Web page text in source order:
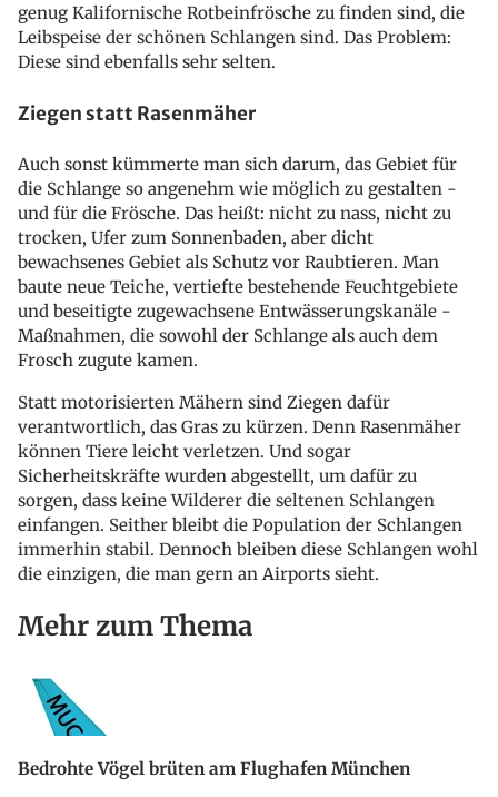
genug Kalifornische Rotbeinfrösche zu finden sind, die
Leibspeise der schönen Schlangen sind. Das Problem:
Diese sind ebenfalls sehr selten.
Ziegen statt Rasenmäher
Auch sonst kümmerte man sich darum, das Gebiet für
die Schlange so angenehm wie möglich zu gestalten -
und für die Frösche. Das heißt: nicht zu nass, nicht zu
trocken, Ufer zum Sonnenbaden, aber dicht
bewachsenes Gebiet als Schutz vor Raubtieren. Man
baute neue Teiche, vertiefte bestehende Feuchtgebiete
und beseitigte zugewachsene Entwässerungskanäle -
Maßnahmen, die sowohl der Schlange als auch dem
Frosch zugute kamen.
Statt motorisierten Mähern sind Ziegen dafür
verantwortlich, das Gras zu kürzen. Denn Rasenmäher
können Tiere leicht verletzen. Und sogar
Sicherheitskräfte wurden abgestellt, um dafür zu
sorgen, dass keine Wilderer die seltenen Schlangen
einfangen. Seither bleibt die Population der Schlangen
immerhin stabil. Dennoch bleiben diese Schlangen wohl
die einzigen, die man gern an Airports sieht.
Mehr zum Thema
Bedrohte Vögel brüten am Flughafen München